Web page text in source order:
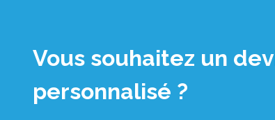
Vous souhaitez un
personnalisé ?